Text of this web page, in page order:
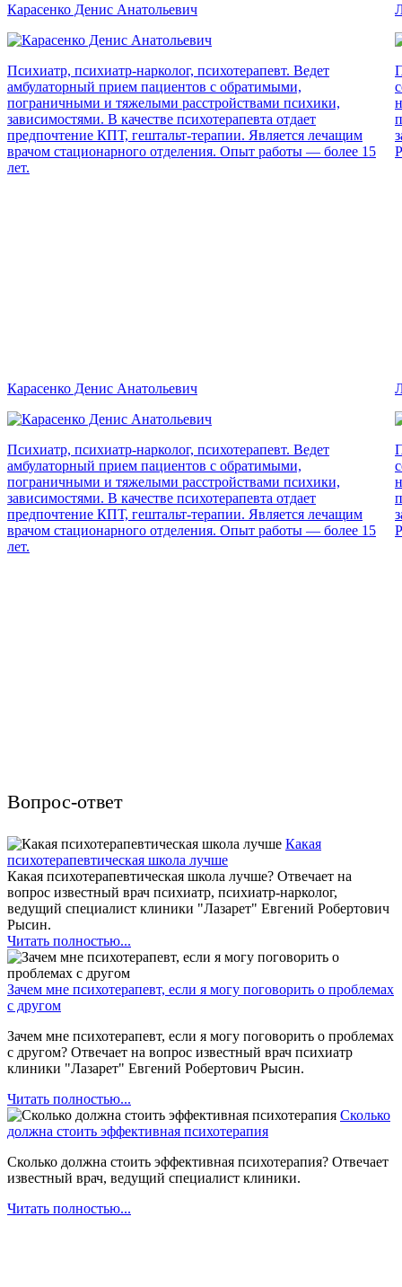
Карасенко Денис Анатольевич
Психиатр, психиатр-нарколог, психотерапевт. Ведет
амбулаторный прием пациентов с обратимыми,
пограничными и тяжелыми расстройствами психики,
зависимостями. В качестве психотерапевта отдает
предпочтение КПТ, гештальт-терапии. Является лечащим
врачом стационарного отделения. Опыт работы — более 15
лет.
Карасенко Денис Анатольевич
Психиатр, психиатр-нарколог, психотерапевт. Ведет
амбулаторный прием пациентов с обратимыми,
пограничными и тяжелыми расстройствами психики,
зависимостями. В качестве психотерапевта отдает
предпочтение КПТ, гештальт-терапии. Является лечащим
врачом стационарного отделения. Опыт работы — более 15
лет.
Вопрос-ответ
Какая
психотерапевтическая школа лучше
Какая психотерапевтическая школа лучше? Отвечает на
вопрос известный врач психиатр, психиатр-нарколог,
ведущий специалист клиники "Лазарет" Евгений Робертович
Рысин.
Читать полностью...
Зачем мне психотерапевт, если я могу поговорить о проблемах
с другом
Зачем мне психотерапевт, если я могу поговорить о проблемах
с другом? Отвечает на вопрос известный врач психиатр
клиники "Лазарет" Евгений Робертович Рысин.
Читать полностью...
Сколько
должна стоить эффективная психотерапия
Сколько должна стоить эффективная психотерапия? Отвечает
известный врач, ведущий специалист клиники.
Читать полностью...